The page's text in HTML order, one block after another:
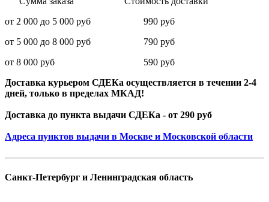
от 2 000 до 5 000 руб 990 руб
от 5 000 до 8 000 руб 790 руб
от 8 000 руб 590 руб
Доставка курьером СДЕКа осуществляется в течении 2-4
дней, только в пределах МКАД!
Доставка до пункта выдачи СДЕКа - от 290 руб
Адреса пунктов выдачи в Москве и Московской области
Санкт-Петербург и Ленинградская область